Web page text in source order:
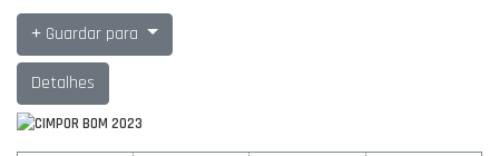
Guardar para
Detalhes